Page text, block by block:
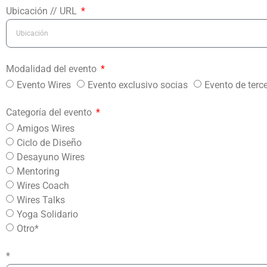
Ubicación // URL
Modalidad del evento
Evento Wires
Evento exclusivo socias Evento de
Categoría del evento
Amigos Wires
Ciclo de Diseño
Desayuno Wires
Mentoring
Wires Coach
Wires Talks
Yoga Solidario
Otro*
*